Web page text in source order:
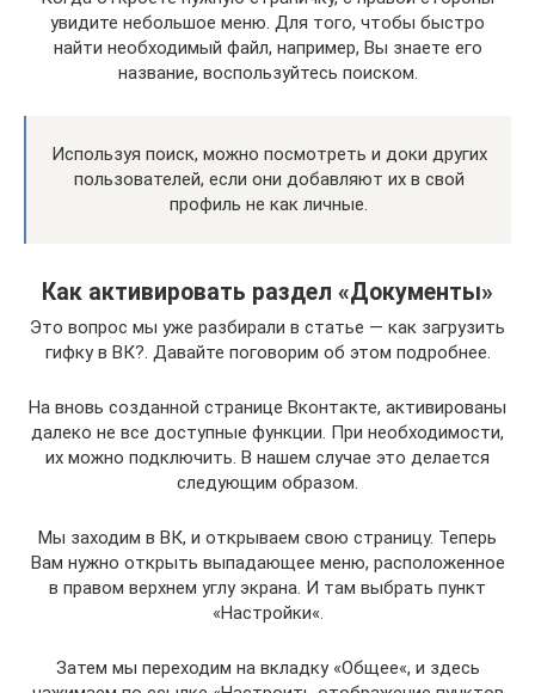
увидите небольшое меню. Для того, чтобы быстро
найти необходимый файл, например, Вы знаете его
название, воспользуйтесь поиском.
Используя поиск, можно посмотреть и доки других
пользователей, если они добавляют их в свой
профиль не как личные.
Как активировать раздел «Документы»
Это вопрос мы уже разбирали в статье — как загрузить
гифку в ВК?. Давайте поговорим об этом подробнее.
На вновь созданной странице Вконтакте, активированы
далеко не все доступные функции. При необходимости,
их можно подключить. В нашем случае это делается
следующим образом.
Мы заходим в ВК, и открываем свою страницу. Теперь
Вам нужно открыть выпадающее меню, расположенное
в правом верхнем углу экрана. И там выбрать пункт
«Настройки«.
Затем мы переходим на вкладку «Общее«, и здесь